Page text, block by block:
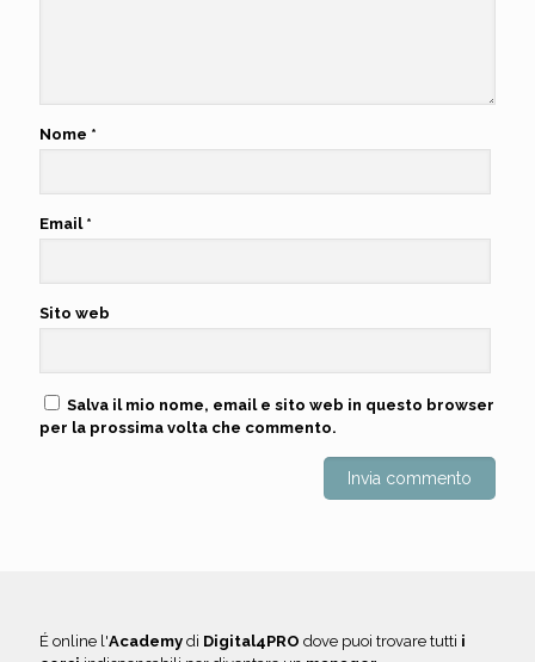
Nome *
Email *
Sito web
Salva il mio nome, email e sito web in questo browser
per la prossima volta che commento.
É online l'Academy di Digital4PRO dove puoi trovare tutti i